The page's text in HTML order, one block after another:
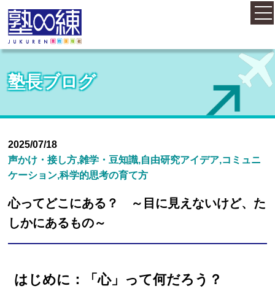
ホーム
コース案内
料金案内
概要・アクセス
お知らせ
塾長ブログ
2025/07/18
声かけ・接し方,雑学・豆知識,自由研究アイデア,コミュニ
ケーション,科学的思考の育て方
心ってどこにある？ ～目に見えないけど、た
しかにあるもの～
はじめに：「心」って何だろう？